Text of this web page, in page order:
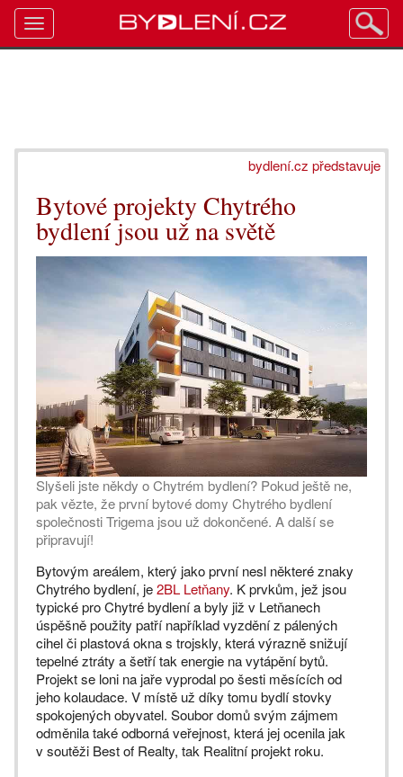
bydlení.cz představuje
Bytové projekty Chytrého
bydlení jsou už na světě
Slyšeli jste někdy o Chytrém bydlení? Pokud ještě ne,
pak vězte, že první bytové domy Chytrého bydlení
společnosti Trigema jsou už dokončené. A další se
připravují!
Bytovým areálem, který jako první nesl některé znaky
Chytrého bydlení, je2BL Letňany. K prvkům, jež jsou
typické pro Chytré bydlení a byly již v Letňanech
úspěšně použity patří například vyzdění z pálených
cihel či plastová okna s trojskly, která výrazně snižují
tepelné ztráty a šetří tak energie na vytápění bytů.
Projekt se loni na jaře vyprodal po šesti měsících od
jeho kolaudace. V místě už díky tomu bydlí stovky
spokojených obyvatel. Soubor domů svým zájmem
odměnila také odborná veřejnost, která jej ocenila jak
v soutěži Best of Realty, tak Realitní projekt roku.
Toggle
navigation